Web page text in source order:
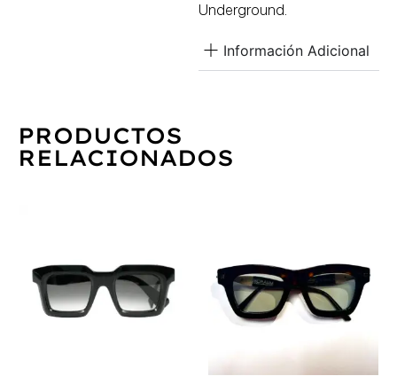
Underground.
Información Adicional
PRODUCTOS
RELACIONADOS